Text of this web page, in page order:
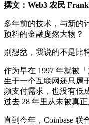
撰文：Web3 农民 Frank
多年前的技术，与新的
预料的金融庞然大物？
别想岔，我说的不是比
作为早在 1997 年就被
生于一个互联网还只属
频支付需求，也没有低
过去 28 年里从未被真正
直到今年，Coinbase 联